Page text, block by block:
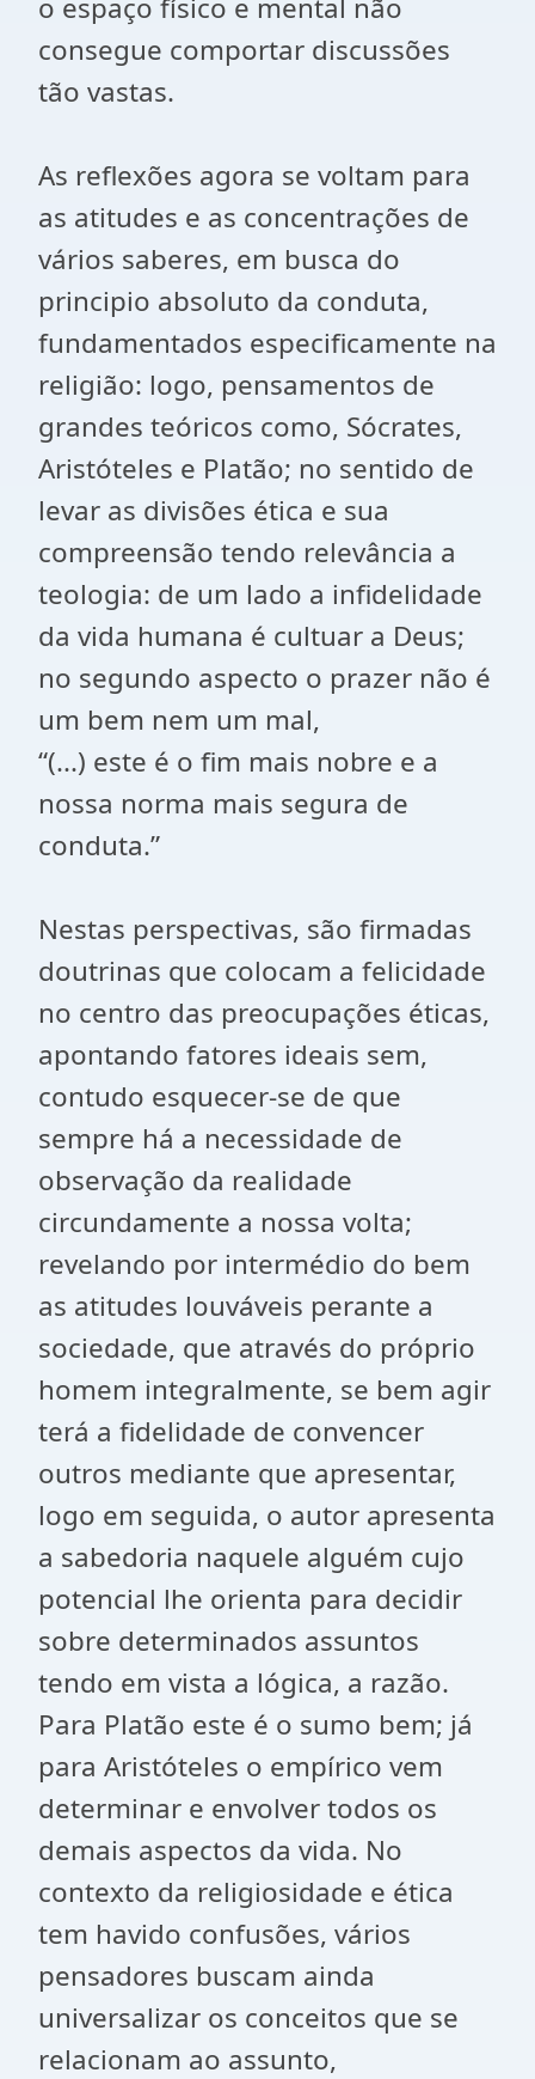
o espaço físico e mental não
consegue comportar discussões
tão vastas.
As reflexões agora se voltam para
as atitudes e as concentrações de
vários saberes, em busca do
principio absoluto da conduta,
fundamentados especificamente na
religião: logo, pensamentos de
grandes teóricos como, Sócrates,
Aristóteles e Platão; no sentido de
levar as divisões ética e sua
compreensão tendo relevância a
teologia: de um lado a infidelidade
da vida humana é cultuar a Deus;
no segundo aspecto o prazer não é
um bem nem um mal,
“(...) este é o fim mais nobre e a
nossa norma mais segura de
conduta.”
Nestas perspectivas, são firmadas
doutrinas que colocam a felicidade
no centro das preocupações éticas,
apontando fatores ideais sem,
contudo esquecer-se de que
sempre há a necessidade de
observação da realidade
circundamente a nossa volta;
revelando por intermédio do bem
as atitudes louváveis perante a
sociedade, que através do próprio
homem integralmente, se bem agir
terá a fidelidade de convencer
outros mediante que apresentar,
logo em seguida, o autor apresenta
a sabedoria naquele alguém cujo
potencial lhe orienta para decidir
sobre determinados assuntos
tendo em vista a lógica, a razão.
Para Platão este é o sumo bem; já
para Aristóteles o empírico vem
determinar e envolver todos os
demais aspectos da vida. No
contexto da religiosidade e ética
tem havido confusões, vários
pensadores buscam ainda
universalizar os conceitos que se
relacionam ao assunto,